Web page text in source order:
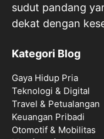
sudut pandang
dekat dengan
Kategori Blog
Gaya Hidup Pria
Teknologi & Digital
Travel & Petualangan
Keuangan Pribadi
Otomotif & Mobilitas